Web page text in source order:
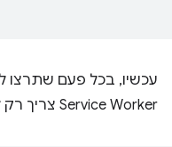
עכשיו, בכל פעם שתרצו
Service Worker צריך רק להתקשר: